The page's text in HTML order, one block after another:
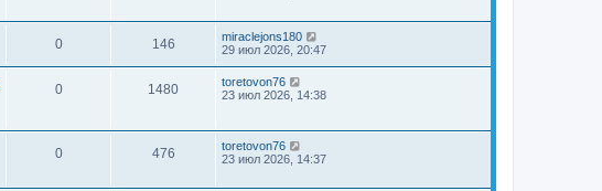
0 146
miraclejons180
29 июл 2026, 20:47
0 1480
toretovon76
23 июл 2026, 14:38
0 476
toretovon76
23 июл 2026, 14:37